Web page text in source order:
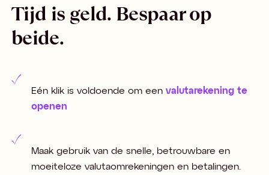
Tijd is geld. Bespaar op
beide.
Eén klik is voldoende om eenvalutarekening te
openen
Maak gebruik van de snelle, betrouwbare en
moeiteloze valutaomrekeningen en betalingen.